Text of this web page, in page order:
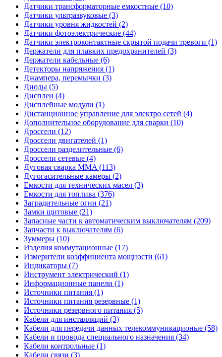
Датчики трансформаторные емкостные (10)
Датчики ультразвуковые (3)
Датчики уровня жидкостей (2)
Датчики фотоэлектрические (44)
Датчики электроконтактные скрытой подачи тревоги (1)
Держатели для плавких предохранителей (3)
Держатели кабельные (6)
Детекторы напряжения (1)
Джампера, перемычки (3)
Диоды (5)
Дисплеи (4)
Дисплейные модули (1)
Дистанционное управление для электро сетей (4)
Дополнительное оборудование для сварки (10)
Дроссели (12)
Дроссели двигателей (1)
Дроссели разделительные (6)
Дроссели сетевые (4)
Дуговая сварка MMA (113)
Дугогасительные камеры (2)
Емкости для технических масел (3)
Емкости для топлива (376)
Заградительные огни (21)
Замки щитовые (21)
Запасные части к автоматическим выключателям (209)
Запчасти к выключателям (6)
Зуммеры (10)
Изделия коммутационные (17)
Измерители коэффициента мощности (61)
Индикаторы (7)
Инструмент электрический (1)
Информационные панели (1)
Источники питания (1)
Источники питания резервные (1)
Источники резервного питания (5)
Кабели для инсталляций (3)
Кабели для передачи данных телекоммуникационые (58)
Кабели и провода специального назначения (34)
Кабели контрольные (1)
Кабели связи (3)